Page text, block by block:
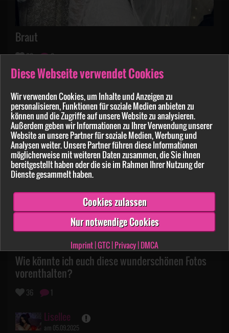
Diese Webseite verwendet Cookies
Wir verwenden Cookies, um Inhalte und Anzeigen zu
personalisieren, Funktionen für soziale Medien anbieten zu
können und die Zugriffe auf unsere Website zu analysieren.
Außerdem geben wir Informationen zu Ihrer Verwendung unserer
Website an unsere Partner für soziale Medien, Werbung und
Analysen weiter. Unsere Partner führen diese Informationen
möglicherweise mit weiteren Daten zusammen, die Sie ihnen
bereitgestellt haben oder die sie im Rahmen Ihrer Nutzung der
Dienste gesammelt haben.
Cookies zulassen
Nur notwendige Cookies
Imprint|GTC|Privacy|DMCA
Braut
22 0
Lisellee
am 31.10.2025
Wie könnte ich euch diese wunderschönen Fotos
vorenthalten?
36 1
Lisellee
am 05.09.2025